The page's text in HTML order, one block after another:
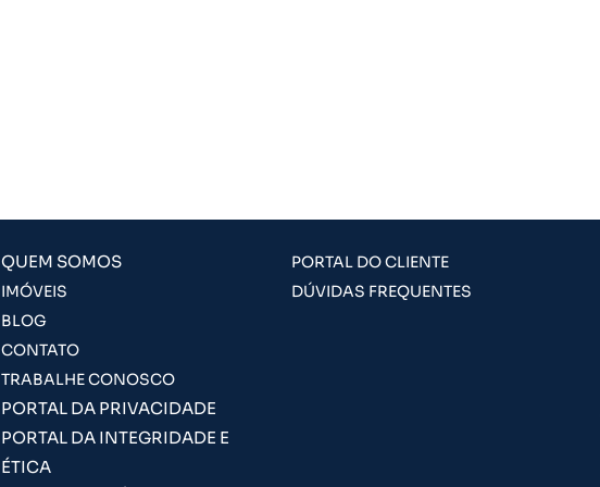
QUEM SOMOS
IMÓVEIS
BLOG
CONTATO
TRABALHE CONOSCO
PORTAL DA PRIVACIDADE
PORTAL DA INTEGRIDADE E
ÉTICA
PORTAL DO CLIENTE
DÚVIDAS FREQUENTES